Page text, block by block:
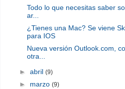
Todo lo que necesitas saber
ar...
¿Tienes una Mac? Se viene
para IOS
Nueva versión Outlook.com,
otra...
►abril(9)
► marzo(9)